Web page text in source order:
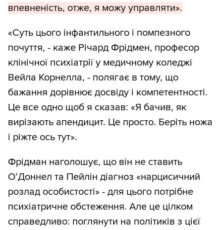
впевненість, отже, я можу управляти».
«Суть цього інфантильного і помпезного
почуття, - каже Річард Фрідмен, професор
клінічної психіатрії у медичному коледжі
Вейла Корнелла, - полягає в тому, що
бажання дорівнює досвіду і компетентності.
Це все одно щоб я сказав: «Я бачив, як
вирізають апендицит. Це просто. Беріть ножа
і ріжте ось тут».
Фрідман наголошує, що він не ставить
О’Доннел та Пейлін діагноз «нарцисичний
розлад особистості» - для цього потрібне
психіатричне обстеження. Але це цілком
справедливо: поглянути на політиків з цієї